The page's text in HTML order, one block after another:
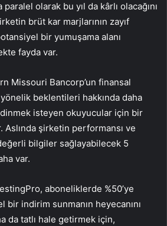
olarak bu yıl da kârlı olacağını
brüt kar marjlarının zayıf
bir yumuşama alanı
fayda var.
Missouri Bancorp’un finansal
beklentileri hakkında daha
isteyen okuyucular için bir
şirketin performansı ve
bilgiler sağlayabilecek 5
var.
aboneliklerde %50’ye
indirim sunmanın heyecanını
da tatlı hale getirmek için,